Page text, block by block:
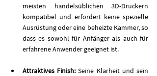
meisten handelsüblichen 3D-Druckern
kompatibel und erfordert keine spezielle
Ausrüstung oder eine beheizte Kammer, so
dass es sowohl für Anfänger als auch für
erfahrene Anwender geeignet ist.
Attraktives Finish: Seine Klarheit und sein